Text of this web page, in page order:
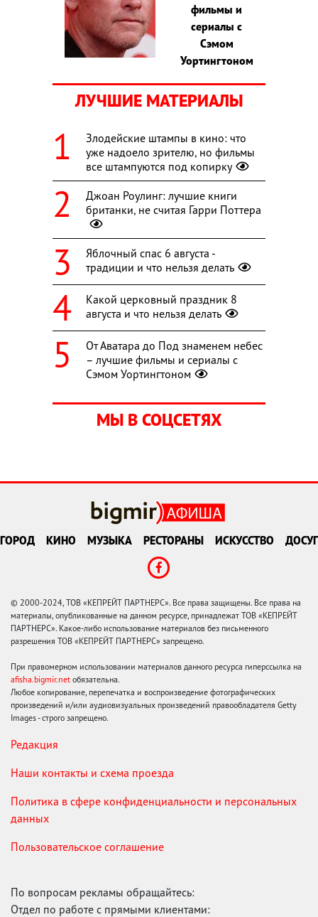
фильмы и
сериалы с
Сэмом
Уортингтоном
ЛУЧШИЕ МАТЕРИАЛЫ
Злодейские штампы в кино: что
уже надоело зрителю, но фильмы
все штампуются под копирку
Джоан Роулинг: лучшие книги
британки, не считая Гарри Поттера
Яблочный спас 6 августа -
традиции и что нельзя делать
Какой церковный праздник 8
августа и что нельзя делать
От Аватара до Под знаменем небес
– лучшие фильмы и сериалы с
Сэмом Уортингтоном
МЫ В СОЦСЕТЯХ
ГОРОД КИНО МУЗЫКА РЕСТОРАНЫ ИСКУССТВО ДОСУГ
© 2000-2024, ТОВ «КЕПРЕЙТ ПАРТНЕРС». Все права защищены. Все права на
материалы, опубликованные на данном ресурсе, принадлежат ТОВ «КЕПРЕЙТ
ПАРТНЕРС». Какое-либо использование материалов без письменного
разрешения ТОВ «КЕПРЕЙТ ПАРТНЕРС» запрещено.
При правомерном использовании материалов данного ресурса гиперссылка на
afisha.bigmir.net обязательна.
Любое копирование, перепечатка и воспроизведение фотографических
произведений и/или аудиовизуальных произведений правообладателя Getty
Images - строго запрещено.
Редакция
Наши контакты и схема проезда
Политика в сфере конфиденциальности и персональных
данных
Пользовательское соглашение
По вопросам рекламы обращайтесь:
Отдел по работе с прямыми клиентами: